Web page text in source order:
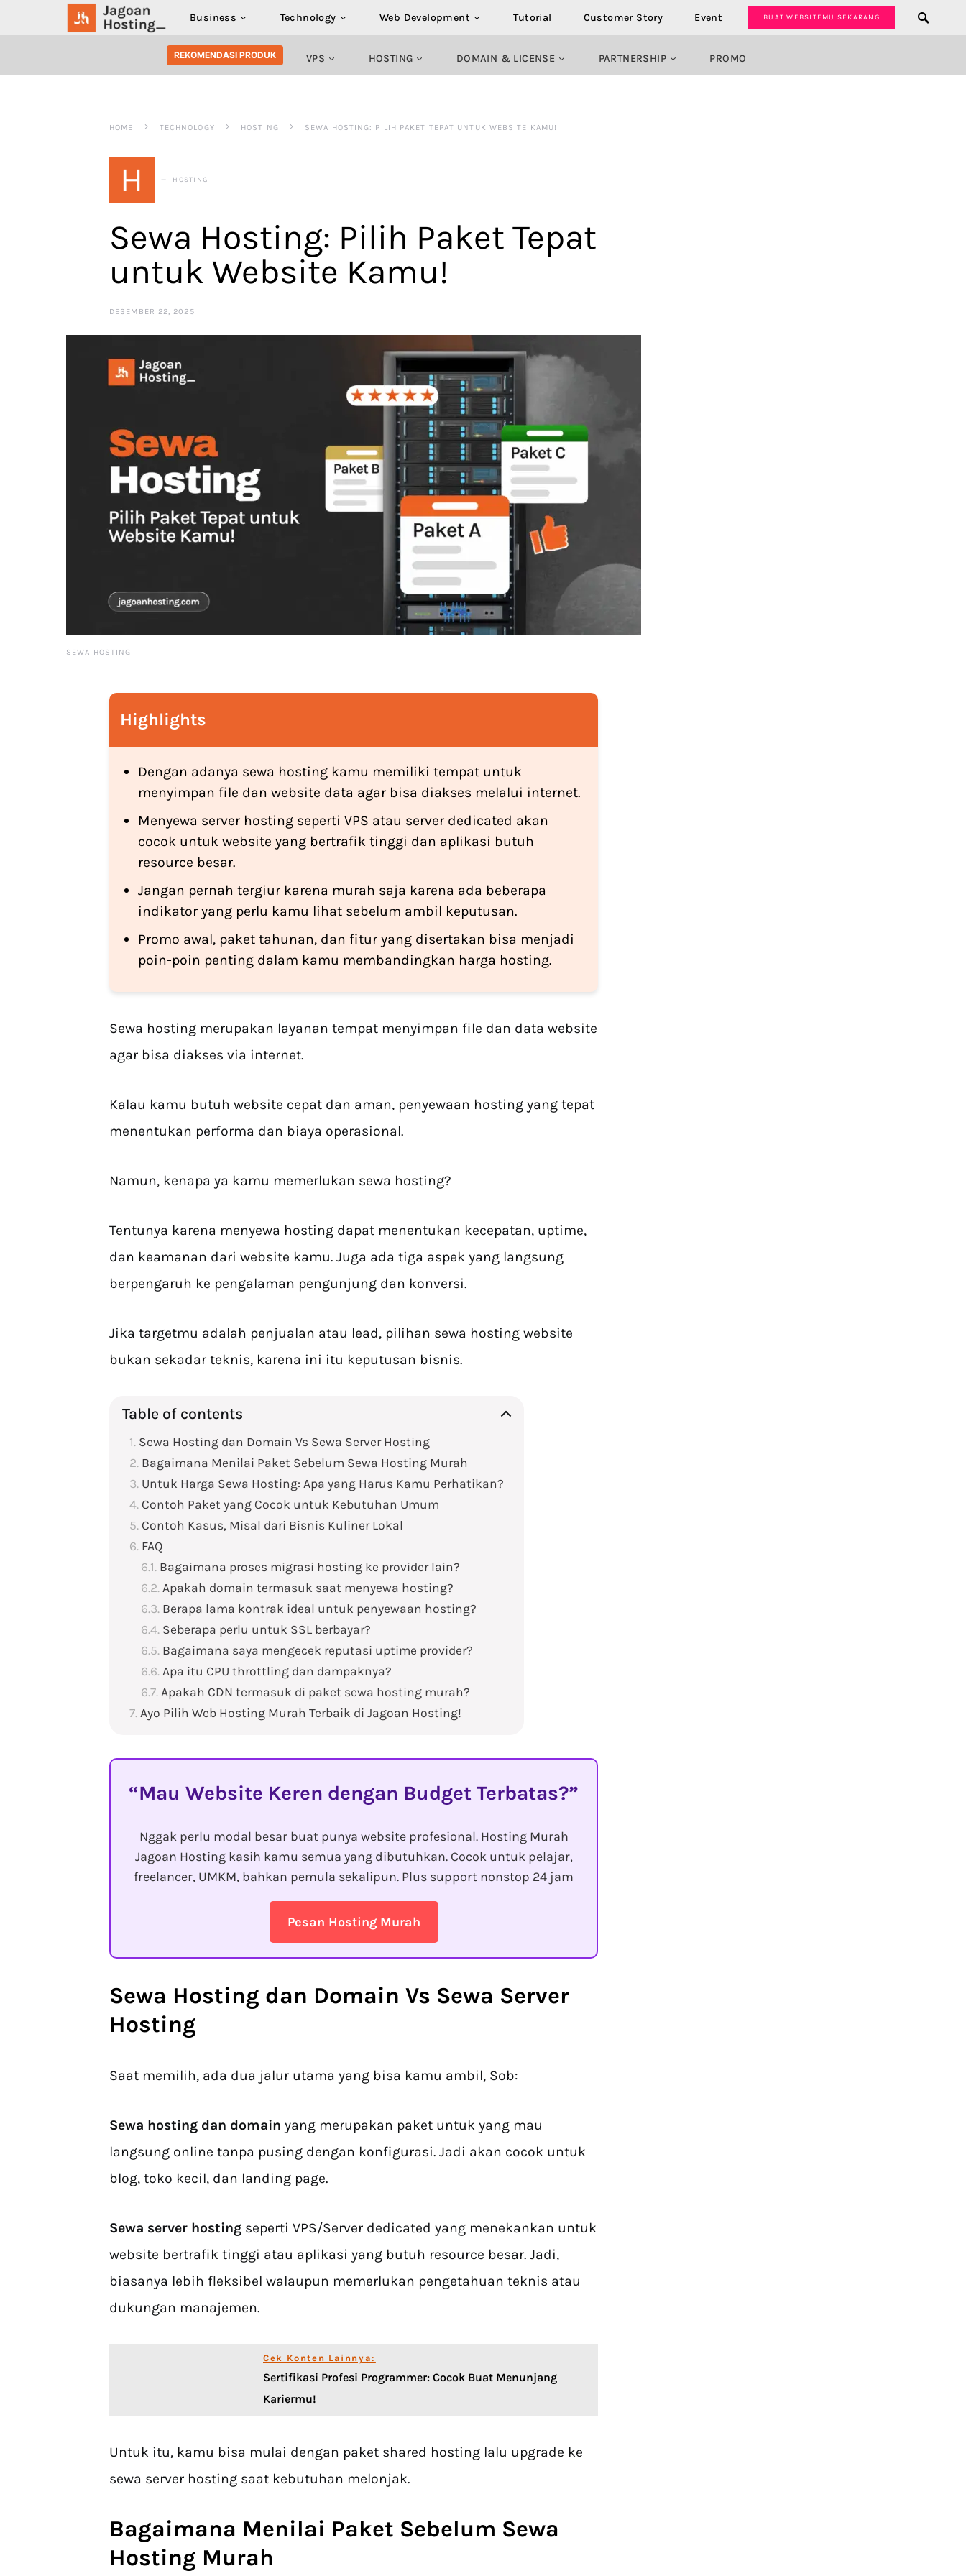
Business Technology Web Development Tutorial Customer Story Event BUAT WEBSITEMU SEKARANG
SEARCH FOR:
REKOMENDASI PRODUK VPS HOSTING DOMAIN & LICENSE PARTNERSHIP PROMO
HOME TECHNOLOGY HOSTING SEWA HOSTING: PILIH PAKET TEPAT UNTUK WEBSITE KAMU!
H HOSTING
Sewa Hosting: Pilih Paket Tepat
untuk Website Kamu!
DESEMBER 22, 2025
SEWA HOSTING
Highlights
Dengan adanya sewa hosting kamu memiliki tempat untuk
menyimpan file dan website data agar bisa diakses melalui internet.
Menyewa server hosting seperti VPS atau server dedicated akan
cocok untuk website yang bertrafik tinggi dan aplikasi butuh
resource besar.
Jangan pernah tergiur karena murah saja karena ada beberapa
indikator yang perlu kamu lihat sebelum ambil keputusan.
Promo awal, paket tahunan, dan fitur yang disertakan bisa menjadi
poin-poin penting dalam kamu membandingkan harga hosting.
Sewa hosting merupakan layanan tempat menyimpan file dan data website
agar bisa diakses via internet.
Kalau kamu butuh website cepat dan aman, penyewaan hosting yang tepat
menentukan performa dan biaya operasional.
Namun, kenapa ya kamu memerlukan sewa hosting?
Tentunya karena menyewa hosting dapat menentukan kecepatan, uptime,
dan keamanan dari website kamu. Juga ada tiga aspek yang langsung
berpengaruh ke pengalaman pengunjung dan konversi.
Jika targetmu adalah penjualan atau lead, pilihan sewa hosting website
bukan sekadar teknis, karena ini itu keputusan bisnis.
Table of contents
Sewa Hosting dan Domain Vs Sewa Server Hosting
Bagaimana Menilai Paket Sebelum Sewa Hosting Murah
Untuk Harga Sewa Hosting: Apa yang Harus Kamu Perhatikan?
Contoh Paket yang Cocok untuk Kebutuhan Umum
Contoh Kasus, Misal dari Bisnis Kuliner Lokal
FAQ
Bagaimana proses migrasi hosting ke provider lain?
Apakah domain termasuk saat menyewa hosting?
Berapa lama kontrak ideal untuk penyewaan hosting?
Seberapa perlu untuk SSL berbayar?
Bagaimana saya mengecek reputasi uptime provider?
Apa itu CPU throttling dan dampaknya?
Apakah CDN termasuk di paket sewa hosting murah?
Ayo Pilih Web Hosting Murah Terbaik di Jagoan Hosting!
Mau Website Keren dengan Budget Terbatas?
Nggak perlu modal besar buat punya website profesional. Hosting Murah
Jagoan Hosting kasih kamu semua yang dibutuhkan. Cocok untuk pelajar,
freelancer, UMKM, bahkan pemula sekalipun. Plus support nonstop 24 jam
Pesan Hosting Murah
Sewa Hosting dan Domain Vs Sewa Server
Hosting
Saat memilih, ada dua jalur utama yang bisa kamu ambil, Sob:
Sewa hosting dan domain yang merupakan paket untuk yang mau
langsung online tanpa pusing dengan konfigurasi. Jadi akan cocok untuk
blog, toko kecil, dan landing page.
Sewa server hosting seperti VPS/Server dedicated yang menekankan untuk
website bertrafik tinggi atau aplikasi yang butuh resource besar. Jadi,
biasanya lebih fleksibel walaupun memerlukan pengetahuan teknis atau
dukungan manajemen.
Cek Konten Lainnya:
Sertifikasi Profesi Programmer: Cocok Buat Menunjang
Kariermu!
Untuk itu, kamu bisa mulai dengan paket shared hosting lalu upgrade ke
sewa server hosting saat kebutuhan melonjak.
Bagaimana Menilai Paket Sebelum Sewa
Hosting Murah